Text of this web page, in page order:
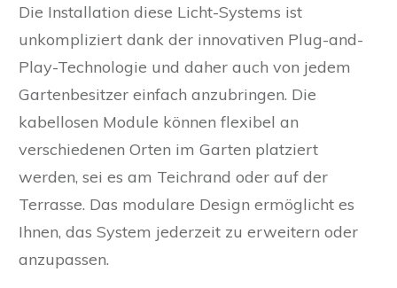
Die Installation diese Licht-Systems ist
unkompliziert dank der innovativen Plug-and-
Play-Technologie und daher auch von jedem
Gartenbesitzer einfach anzubringen. Die
kabellosen Module können flexibel an
verschiedenen Orten im Garten platziert
werden, sei es am Teichrand oder auf der
Terrasse. Das modulare Design ermöglicht es
Ihnen, das System jederzeit zu erweitern oder
anzupassen.